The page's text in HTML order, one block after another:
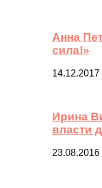
Анна
сила!»
14.12.2017
Ирина
власти
23.08.2016